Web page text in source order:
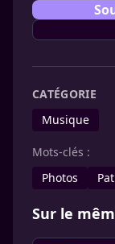
CATÉGORIE
Musique
Mots-clés :
Photos
Sur le